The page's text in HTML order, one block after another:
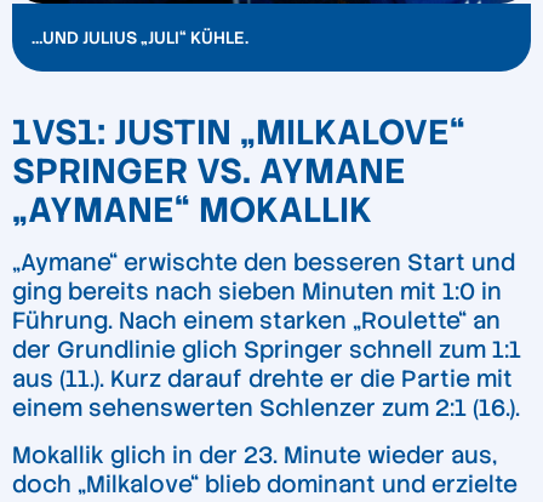
…UND JULIUS „JULI“ KÜHLE.
1VS1: JUSTIN „MILKALOVE“
SPRINGER VS. AYMANE
„AYMANE“ MOKALLIK
„Aymane“ erwischte den besseren Start und
ging bereits nach sieben Minuten mit 1:0 in
Führung. Nach einem starken „Roulette“ an
der Grundlinie glich Springer schnell zum 1:1
aus (11.). Kurz darauf drehte er die Partie mit
einem sehenswerten Schlenzer zum 2:1 (16.).
Mokallik glich in der 23. Minute wieder aus,
doch „Milkalove“ blieb dominant und erzielte